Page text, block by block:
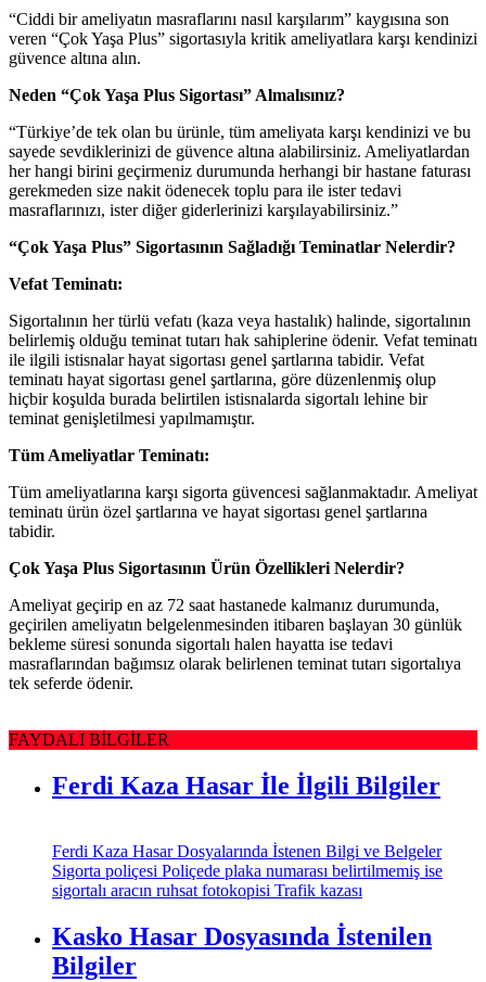
“Ciddi bir ameliyatın masraflarını nasıl karşılarım” kaygısına son
veren “Çok Yaşa Plus” sigortasıyla kritik ameliyatlara karşı kendinizi
güvence altına alın.
Neden “Çok Yaşa Plus Sigortası” Almalısınız?
“Türkiye’de tek olan bu ürünle, tüm ameliyata karşı kendinizi ve bu
sayede sevdiklerinizi de güvence altına alabilirsiniz. Ameliyatlardan
her hangi birini geçirmeniz durumunda herhangi bir hastane faturası
gerekmeden size nakit ödenecek toplu para ile ister tedavi
masraflarınızı, ister diğer giderlerinizi karşılayabilirsiniz.”
“Çok Yaşa Plus” Sigortasının Sağladığı Teminatlar Nelerdir?
Vefat Teminatı:
Sigortalının her türlü vefatı (kaza veya hastalık) halinde, sigortalının
belirlemiş olduğu teminat tutarı hak sahiplerine ödenir. Vefat teminatı
ile ilgili istisnalar hayat sigortası genel şartlarına tabidir. Vefat
teminatı hayat sigortası genel şartlarına, göre düzenlenmiş olup
hiçbir koşulda burada belirtilen istisnalarda sigortalı lehine bir
teminat genişletilmesi yapılmamıştır.
Tüm Ameliyatlar Teminatı:
Tüm ameliyatlarına karşı sigorta güvencesi sağlanmaktadır. Ameliyat
teminatı ürün özel şartlarına ve hayat sigortası genel şartlarına
tabidir.
Çok Yaşa Plus Sigortasının Ürün Özellikleri Nelerdir?
Ameliyat geçirip en az 72 saat hastanede kalmanız durumunda,
geçirilen ameliyatın belgelenmesinden itibaren başlayan 30 günlük
bekleme süresi sonunda sigortalı halen hayatta ise tedavi
masraflarından bağımsız olarak belirlenen teminat tutarı sigortalıya
tek seferde ödenir.
FAYDALI BİLGİLER
Ferdi Kaza Hasar İle İlgili Bilgiler
Ferdi Kaza Hasar Dosyalarında İstenen Bilgi ve Belgeler
Sigorta poliçesi Poliçede plaka numarası belirtilmemiş ise
sigortalı aracın ruhsat fotokopisi Trafik kazası
Kasko Hasar Dosyasında İstenilen
Bilgiler